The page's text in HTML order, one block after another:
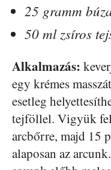
25 gramm
50 ml zsíros
Alkalmazás:
egy krémes
esetleg
tejföllel. Vigyük
arcbőrre, majd 15
alaposan az